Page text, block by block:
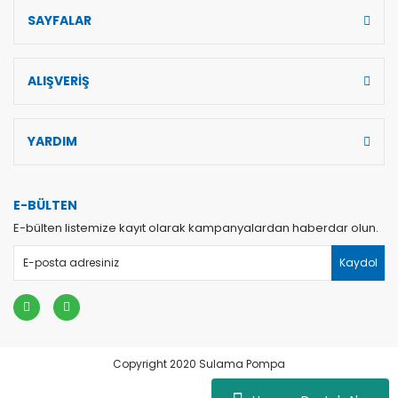
SAYFALAR
ALIŞVERİŞ
YARDIM
E-BÜLTEN
E-bülten listemize kayıt olarak kampanyalardan haberdar olun.
Kaydol
Copyright 2020 Sulama Pompa